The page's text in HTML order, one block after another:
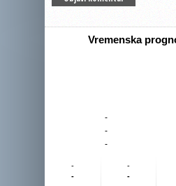
Vremenska
-
-
-
-
-
-
-